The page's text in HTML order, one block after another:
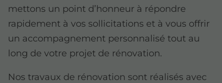
mettons un point d’honneur à répondre
rapidement à vos sollicitations et à vous offrir
un accompagnement personnalisé tout au
long de votre projet de rénovation.
Nos travaux de rénovation sont réalisés avec